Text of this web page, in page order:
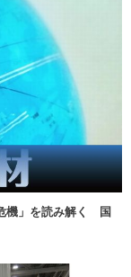
機」を読み解く 国